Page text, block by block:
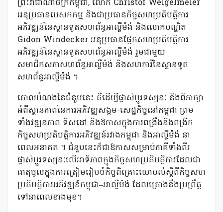
ព្រះរាជាណាចក្រកម្ពុជា, លោក Christof Weigelmeier
អនុប្រធានបេសកកម្ម និងជាប្រធានកិច្ចសហប្រតិបត្តិការ
អភិវឌ្ឍន៍នៃស្ថានទូតសហព័ន្ធអាល្លឺម៉ង់ និងលោកបណ្ឌិត
Gidon Windecker អនុប្រធានផ្នែកសហប្រតិបត្តិការ
អភិវឌ្ឍន៍នៃស្ថានទូតសហព័ន្ធអាល្លឺម៉ង់ រួមជាមួយ
សមាជិកសភាសហព័ន្ធអាល្លឺម៉ង់ និងសហការីនៃស្ថានទូត
សហព័ន្ធអាល្លឺម៉ង់ ។
គោលបំណងនៃជំនួបនេះ គឺដើម្បីផ្លាស់ប្តូរទស្សនៈ និងពិភាក្សា
អំពីស្ថានភាពនៃការអភិវឌ្ឍសង្គម-សេដ្ឋកិច្ចនៅកម្ពុជា ព្រម
ទាំងវឌ្ឍនភាព ទិសដៅ និងឱកាសក្នុងការពង្រឹងនិងពង្រីក
កិច្ចសហប្រតិបត្តិការអភិវឌ្ឍន៍រវាងកម្ពុជា និងអាល្លឺម៉ង់ នា
ពេលអនាគត ។ ជំនួបនេះក៏ជាឱកាសសម្រាប់ភាគីទាំងពីរ
ផ្លាស់ប្តូរទស្សនៈលើអាទិភាពក្នុងកិច្ចសហប្រតិបត្តិការដែលជា
ធាតុចូលក្នុងការត្រៀមរៀបចំកិច្ចពិគ្រោះយោបល់ស្តីពីកិច្ចសហ
ប្រតិបត្តិការអភិវឌ្ឍន៍កម្ពុជា–អាល្លឺម៉ង់ ដែលគ្រោងនឹងប្រព្រឹត្ត
ទៅនាពេលខាងមុខ។